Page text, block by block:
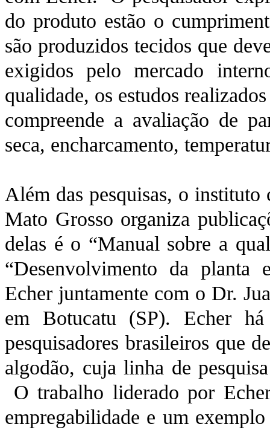
do produto estão o
são produzidos tecidos que
exigidos pelo mercado
qualidade, os estudos
compreende a avaliação de
seca, encharcamento,
Além das pesquisas, o instituto
Mato Grosso organiza
delas é o “Manual sobre a
“Desenvolvimento da
Echer juntamente com o Dr.
em Botucatu (SP). Echer
pesquisadores brasileiros que
algodão, cuja linha de
O trabalho liderado por
empregabilidade e um